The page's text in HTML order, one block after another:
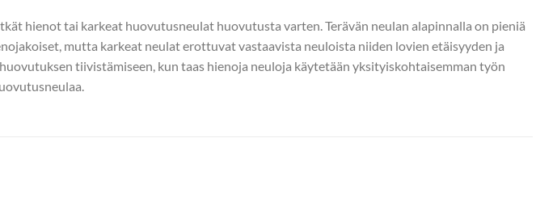
hienot tai karkeat huovutusneulat huovutusta varten. Terävän neulan alapinnalla on pieniä
mutta karkeat neulat erottuvat vastaavista neuloista niiden lovien etäisyyden ja
tiivistämiseen, kun taas hienoja neuloja käytetään yksityiskohtaisemman työn